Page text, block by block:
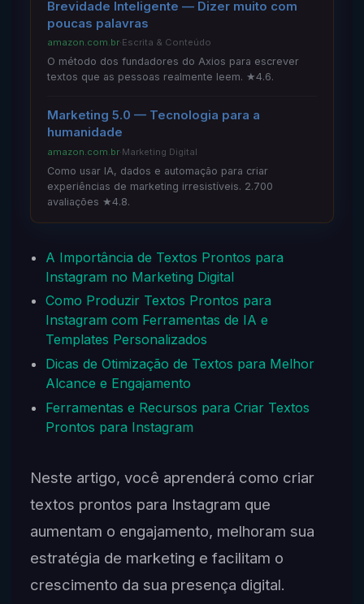
Brevidade Inteligente — Dizer muito com
poucas palavras
amazon.com.br·Escrita & Conteúdo
O método dos fundadores do Axios para escrever
textos que as pessoas realmente leem. ★4.6.
Marketing 5.0 — Tecnologia para a
humanidade
amazon.com.br·Marketing Digital
Como usar IA, dados e automação para criar
experiências de marketing irresistíveis. 2.700
avaliações ★4.8.
A Importância de Textos Prontos para
Instagram no Marketing Digital
Como Produzir Textos Prontos para
Instagram com Ferramentas de IA e
Templates Personalizados
Dicas de Otimização de Textos para Melhor
Alcance e Engajamento
Ferramentas e Recursos para Criar Textos
Prontos para Instagram
Neste artigo, você aprenderá como criar
textos prontos para Instagram que
aumentam o engajamento, melhoram sua
estratégia de marketing e facilitam o
crescimento da sua presença digital.